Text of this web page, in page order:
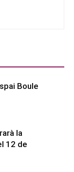
Boule
la
12 de